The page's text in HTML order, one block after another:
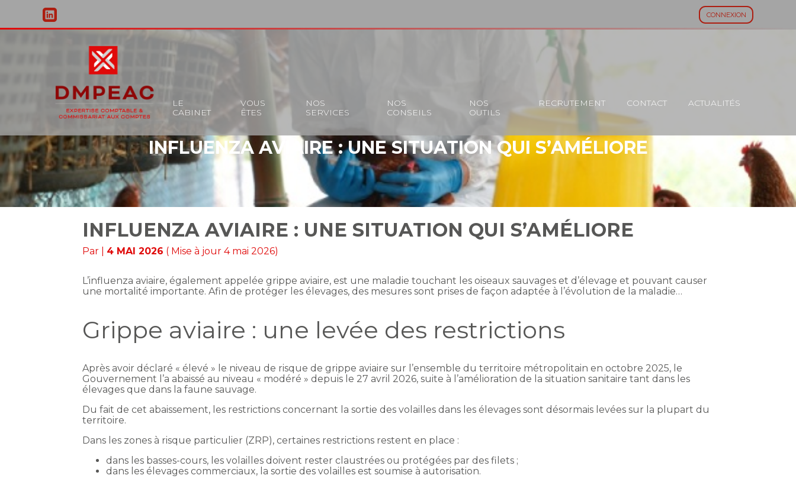
CONNEXION
au
contenu
Principal
LE
CABINET
VOUS
ÊTES
NOS
SERVICES
NOS
CONSEILS
NOS
OUTILS
RECRUTEMENT CONTACT ACTUALITÉS
INFLUENZA AVIAIRE : UNE SITUATION QUI S’AMÉLIORE
INFLUENZA AVIAIRE : UNE SITUATION QUI S’AMÉLIORE
Par 4 MAI 2026 ( Mise à jour 4 mai 2026)
L’influenza aviaire, également appelée grippe aviaire, est une maladie touchant les oiseaux sauvages et d’élevage et pouvant causer
une mortalité importante. Afin de protéger les élevages, des mesures sont prises de façon adaptée à l’évolution de la maladie…
Grippe aviaire : une levée des restrictions
Après avoir déclaré « élevé » le niveau de risque de grippe aviaire sur l’ensemble du territoire métropolitain en octobre 2025, le
Gouvernement l’a abaissé au niveau « modéré » depuis le 27 avril 2026, suite à l’amélioration de la situation sanitaire tant dans les
élevages que dans la faune sauvage.
Du fait de cet abaissement, les restrictions concernant la sortie des volailles dans les élevages sont désormais levées sur la plupart du
territoire.
Dans les zones à risque particulier (ZRP), certaines restrictions restent en place :
dans les basses-cours, les volailles doivent rester claustrées ou protégées par des filets ;
dans les élevages commerciaux, la sortie des volailles est soumise à autorisation.